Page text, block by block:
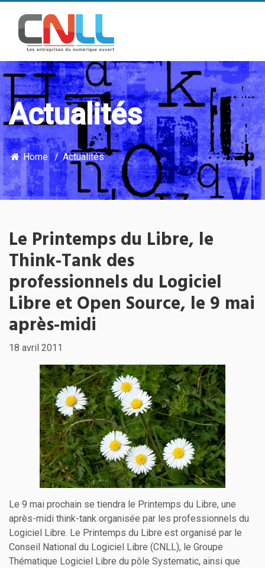
Actualités
Home Actualités
Le Printemps du Libre, le
Think-Tank des
professionnels du Logiciel
Libre et Open Source, le 9 mai
après-midi
18 avril 2011
Le 9 mai prochain se tiendra le Printemps du Libre, une
après-midi think-tank organisée par les professionnels du
Logiciel Libre. Le Printemps du Libre est organisé par le
Conseil National du Logiciel Libre (CNLL), le Groupe
Thématique Logiciel Libre du pôle Systematic, ainsi que